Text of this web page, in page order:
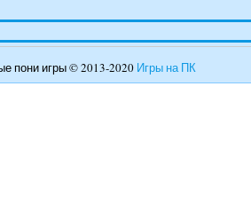
пони игры © 2013-2020 Игры на ПК